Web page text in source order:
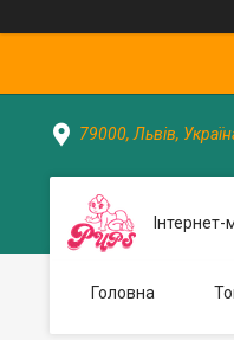
79000, Львів,
Головна